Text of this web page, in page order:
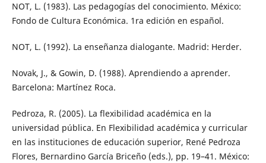
NOT, L. (1983). Las pedagogías del conocimiento. México:
Fondo de Cultura Económica. 1ra edición en español.
NOT, L. (1992). La enseñanza dialogante. Madrid: Herder.
Novak, J., & Gowin, D. (1988). Aprendiendo a aprender.
Barcelona: Martínez Roca.
Pedroza, R. (2005). La flexibilidad académica en la
universidad pública. En Flexibilidad académica y curricular
en las instituciones de educación superior, René Pedroza
Flores, Bernardino García Briceño (eds.), pp. 19–41. México: